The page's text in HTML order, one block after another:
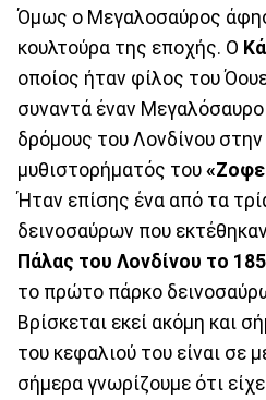
Όμως ο Μεγαλοσαύρος
κουλτούρα της εποχής. Ο
οποίος ήταν φίλος του
συναντά έναν
δρόμους του Λονδίνου
μυθιστορήματός του
Ήταν επίσης ένα από τα
δεινοσαύρων που
Πάλας του Λονδίνου το
το πρώτο πάρκο
Βρίσκεται εκεί ακόμη και
του κεφαλιού του είναι σε
σήμερα γνωρίζουμε ότι